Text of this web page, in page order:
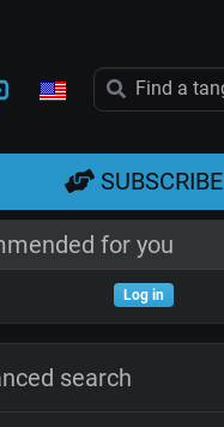
SUBSCRIBE
for you
Log in
search